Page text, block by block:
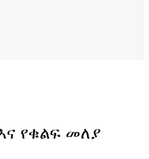
የቁልፍ መለያ